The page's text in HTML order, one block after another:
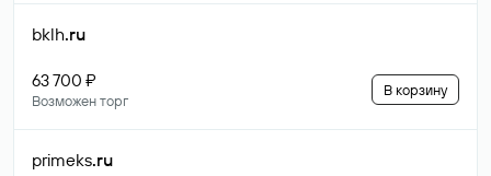
bklh.ru
63 700 ₽
Возможен торг
В корзину
primeks.ru